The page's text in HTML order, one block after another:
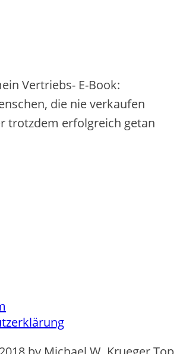
Vertriebs- E-Book:
die nie verkaufen
trotzdem erfolgreich getan